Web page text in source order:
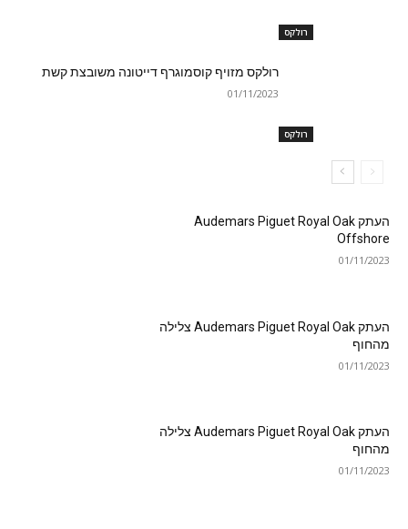
רולקס
רולקס
רולקס מזויף קוסמוגרף דייטונה משובצת קשת
01/11/2023
העתק Audemars Piguet Royal Oak
Offshore
01/11/2023
העתק Audemars Piguet Royal Oak צלילה
מהחוף
01/11/2023
העתק Audemars Piguet Royal Oak צלילה
מהחוף
01/11/2023